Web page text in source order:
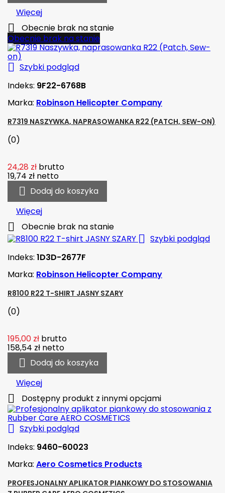
Więcej

Obecnie brak na stanie
Obecnie brak na stanie
 Szybki podgląd
Indeks: 9F22-6768B
Marka: Robinson Helicopter Company
R7319 NASZYWKA, NAPRASOWANKA R22 (PATCH, SEW-ON)
(0)
24,28 zł brutto
19,74 zł netto
 Dodaj do koszyka
Więcej
 Obecnie brak na stanie
 Szybki podgląd
Indeks: 1D3D-2677F
Marka: Robinson Helicopter Company
R8100 R22 T-SHIRT JASNY SZARY
(0)
195,00 zł brutto
158,54 zł netto
 Dodaj do koszyka
Więcej
 Dostępny produkt z innymi opcjami
 Szybki podgląd
Indeks: 9460-60023
Marka: Aero Cosmetics Products
PROFESJONALNY APLIKATOR PIANKOWY DO STOSOWANIA